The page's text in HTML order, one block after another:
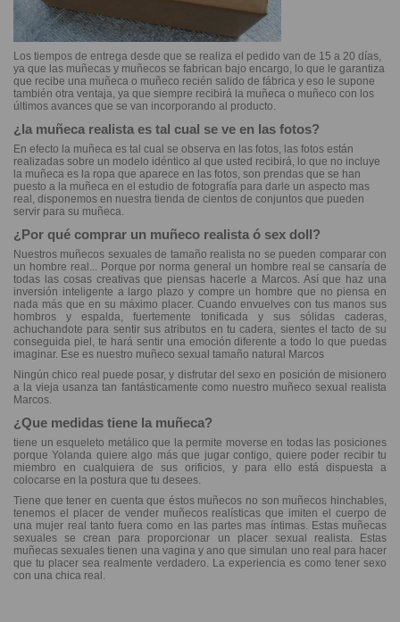
Los tiempos de entrega desde que se realiza el pedido van de 15 a 20 días,
ya que las muñecas y muñecos se fabrican bajo encargo, lo que le garantiza
que recibe una muñeca o muñeco recién salido de fábrica y eso le supone
también otra ventaja, ya que siempre recibirá la muñeca o muñeco con los
últimos avances que se van incorporando al producto.
¿la muñeca realista es tal cual se ve en las fotos?
En efecto la muñeca es tal cual se observa en las fotos, las fotos están
realizadas sobre un modelo idéntico al que usted recibirá, lo que no incluye
la muñeca es la ropa que aparece en las fotos, son prendas que se han
puesto a la muñeca en el estudio de fotografía para darle un aspecto mas
real, disponemos en nuestra tienda de cientos de conjuntos que pueden
servir para su muñeca.
¿Por qué comprar un muñeco realista ó sex doll?
Nuestros muñecos sexuales de tamaño realista no se pueden comparar con
un hombre real... Porque por norma general un hombre real se cansaría de
todas las cosas creativas que piensas hacerle a Marcos. Así que haz una
inversión inteligente a largo plazo y compre un hombre que no piensa en
nada más que en su máximo placer. Cuando envuelves con tus manos sus
hombros y espalda, fuertemente tonificada y sus sólidas caderas,
achuchandote para sentir sus atributos en tu cadera, sientes el tacto de su
conseguida piel, te hará sentir una emoción diferente a todo lo que puedas
imaginar. Ese es nuestro muñeco sexual tamaño natural Marcos
Ningún chico real puede posar, y disfrutar del sexo en posición de misionero
a la vieja usanza tan fantásticamente como nuestro muñeco sexual realista
Marcos.
¿Que medidas tiene la muñeca?
tiene un esqueleto metálico que la permite moverse en todas las posiciones
porque Yolanda quiere algo más que jugar contigo, quiere poder recibir tu
miembro en cualquiera de sus orificios, y para ello está dispuesta a
colocarse en la postura que tu desees.
Tiene que tener en cuenta que éstos muñecos no son muñecos hinchables,
tenemos el placer de vender muñecos realísticas que imiten el cuerpo de
una mujer real tanto fuera como en las partes mas íntimas. Estas muñecas
sexuales se crean para proporcionar un placer sexual realista. Estas
muñecas sexuales tienen una vagina y ano que simulan uno real para hacer
que tu placer sea realmente verdadero. La experiencia es como tener sexo
con una chica real.